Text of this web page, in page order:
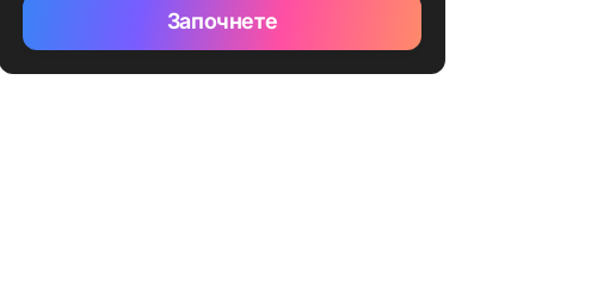
Започнете